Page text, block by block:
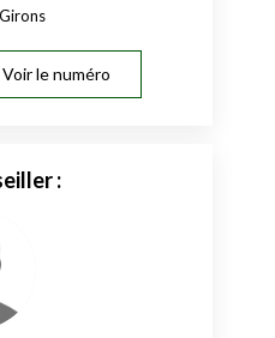
Voir le numéro
: